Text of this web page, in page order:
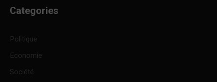
Categories
Politique
Economie
Société